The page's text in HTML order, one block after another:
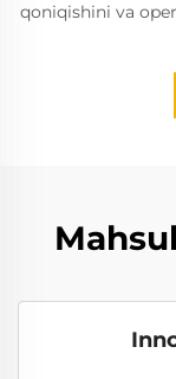
qoniqishini va